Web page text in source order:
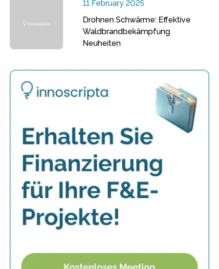
11 February 2025
Drohnen Schwärme: Effektive
Waldbrandbekämpfung
Neuheiten